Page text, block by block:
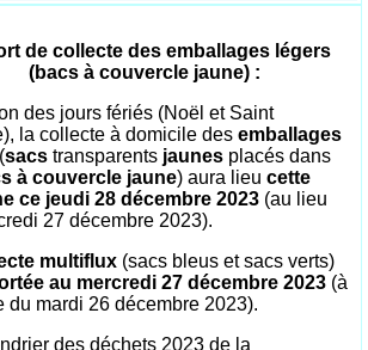
de collecte des emballages légers
(bacs à couvercle jaune) :
des jours fériés (Noël et Saint
la collecte à domicile des emballages
(sacs transparents jaunes placés dans
à couvercle jaune) aura lieu cette
ce jeudi 28 décembre 2023 (au lieu
27 décembre 2023).
multiflux (sacs bleus et sacs verts)
au mercredi 27 décembre 2023 (à
du mardi 26 décembre 2023).
des déchets 2023 de la